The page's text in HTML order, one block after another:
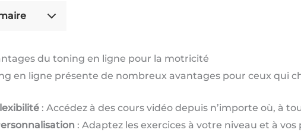
du toning en ligne pour la motricité
en ligne présente de nombreux avantages pour ceux qui
: Accédez à des cours vidéo depuis n’importe où, à
: Adaptez les exercices à votre niveau et à vos